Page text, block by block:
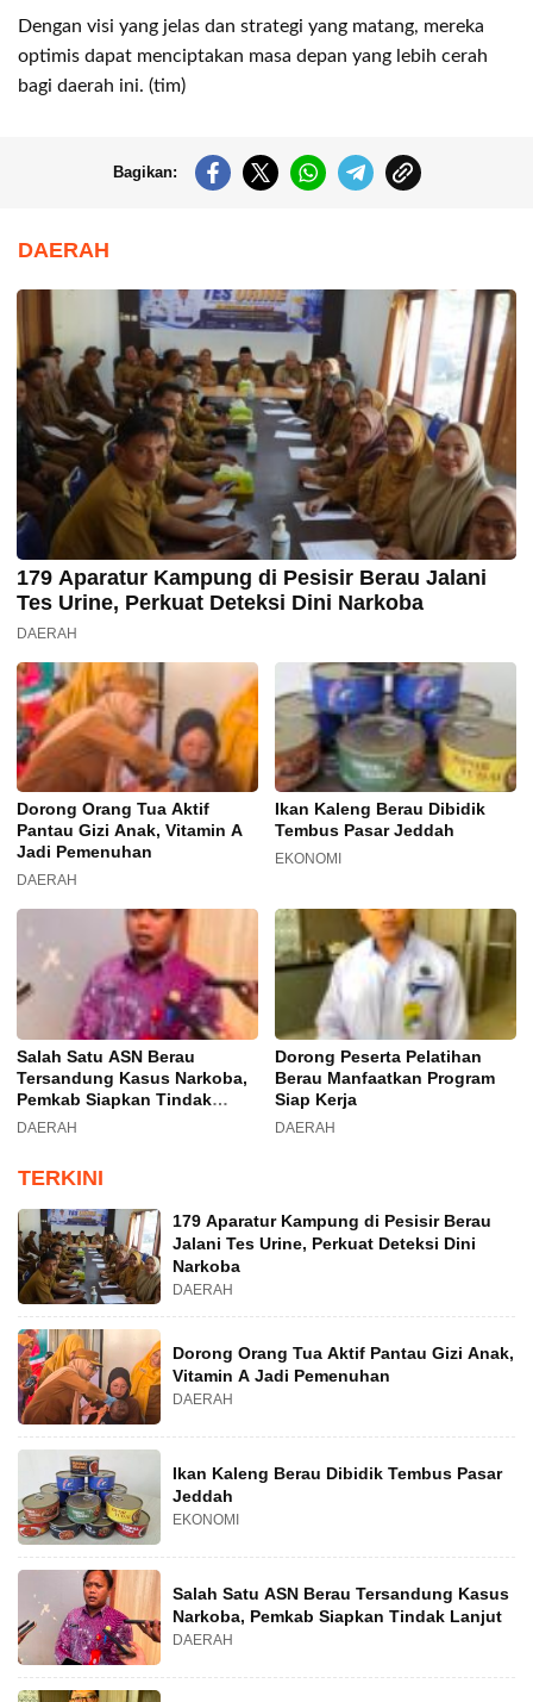
Dengan visi yang jelas dan strategi yang matang, mereka
optimis dapat menciptakan masa depan yang lebih cerah
bagi daerah ini. (tim)
Bagikan:
DAERAH
179 Aparatur Kampung di Pesisir Berau Jalani
Tes Urine, Perkuat Deteksi Dini Narkoba
DAERAH
Dorong Orang Tua Aktif
Pantau Gizi Anak, Vitamin A
Jadi Pemenuhan
DAERAH
Ikan Kaleng Berau Dibidik
Tembus Pasar Jeddah
EKONOMI
Salah Satu ASN Berau
Tersandung Kasus Narkoba,
Pemkab Siapkan Tindak
Lanjut
DAERAH
Dorong Peserta Pelatihan
Berau Manfaatkan Program
Siap Kerja
DAERAH
TERKINI
179 Aparatur Kampung di Pesisir Berau
Jalani Tes Urine, Perkuat Deteksi Dini
Narkoba
DAERAH
Dorong Orang Tua Aktif Pantau Gizi Anak,
Vitamin A Jadi Pemenuhan
DAERAH
Ikan Kaleng Berau Dibidik Tembus Pasar
Jeddah
EKONOMI
Salah Satu ASN Berau Tersandung Kasus
Narkoba, Pemkab Siapkan Tindak Lanjut
DAERAH